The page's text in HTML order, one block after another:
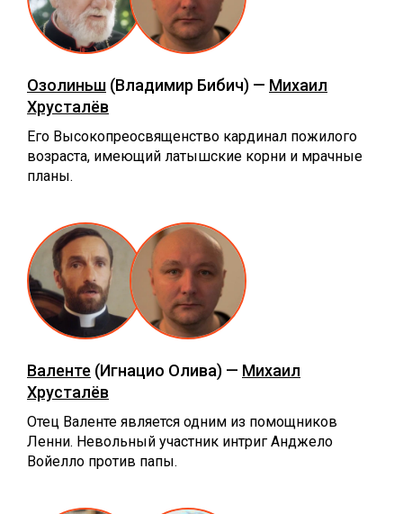
Озолиньш (Владимир Бибич) — Михаил
Хрусталёв
Его Высокопреосвященство кардинал пожилого
возраста, имеющий латышские корни и мрачные
планы.
Валенте (Игнацио Олива) — Михаил
Хрусталёв
Отец Валенте является одним из помощников
Ленни. Невольный участник интриг Анджело
Войелло против папы.